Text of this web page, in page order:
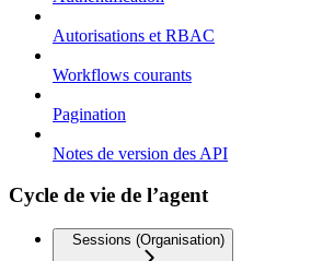
Autorisations et RBAC
Workflows courants
Pagination
Notes de version des API
Cycle de vie de l’agent
Sessions (Organisation)